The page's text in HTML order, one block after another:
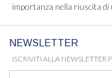
importanza nella riuscita di
NEWSLETTER
ISCRIVITI ALLA NEWSLETTER